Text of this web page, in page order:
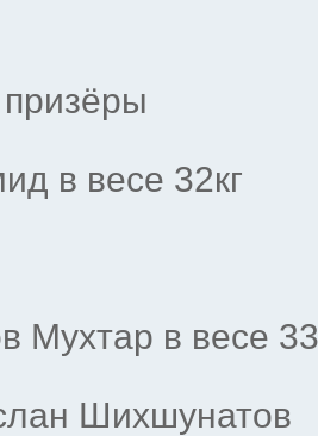
в весе 32кг
Мухтар в весе
Шихшунатов